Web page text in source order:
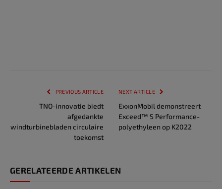
PREVIOUS ARTICLE
TNO-innovatie biedt
afgedankte
windturbinebladen circulaire
toekomst
NEXT ARTICLE
ExxonMobil demonstreert
Exceed™ S Performance-
polyethyleen op K2022
GERELATEERDE ARTIKELEN